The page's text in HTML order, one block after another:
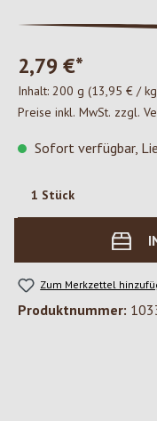
2,79 €*
Inhalt: 200 g (13,95 € /
Preise inkl. MwSt. zzgl.
Sofort verfügbar,
Zum Merkzettel
Produktnummer: